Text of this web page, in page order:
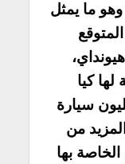
وهو ما يمثل
المتوقع
هيونداي،
كيا
إنها تخطط لبيع 7.08 مليون سيارة
من
بها